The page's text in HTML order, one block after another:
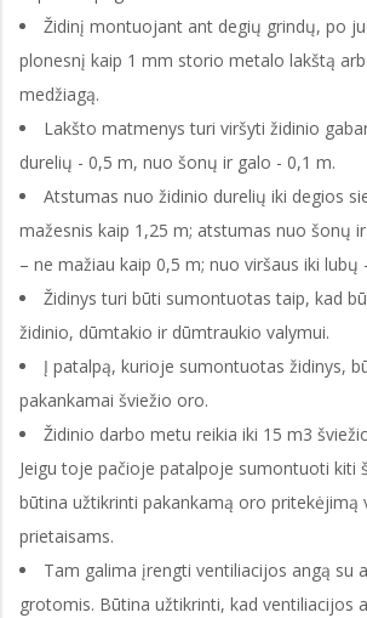
Židinį montuojant ant degių grindų, po
plonesnį kaip 1 mm storio metalo lakštą
medžiagą.
Lakšto matmenys turi viršyti židinio
durelių - 0,5 m, nuo šonų ir galo - 0,1 m.
Atstumas nuo židinio durelių iki degios
mažesnis kaip 1,25 m; atstumas nuo šonų
– ne mažiau kaip 0,5 m; nuo viršaus iki lubų
Židinys turi būti sumontuotas taip, kad
židinio, dūmtakio ir dūmtraukio valymui.
Į patalpą, kurioje sumontuotas židinys,
pakankamai šviežio oro.
Židinio darbo metu reikia iki 15 m3
Jeigu toje pačioje patalpoje sumontuoti kiti
būtina užtikrinti pakankamą oro pritekėjimą
prietaisams.
Tam galima įrengti ventiliacijos angą su
grotomis. Būtina užtikrinti, kad ventiliacijos